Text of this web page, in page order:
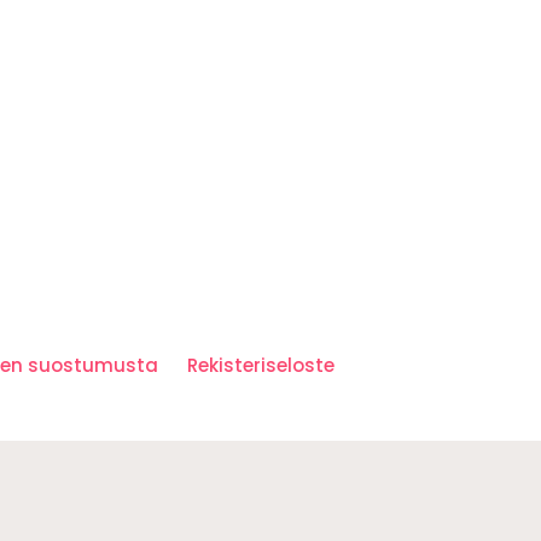
suostumusta Rekisteriseloste